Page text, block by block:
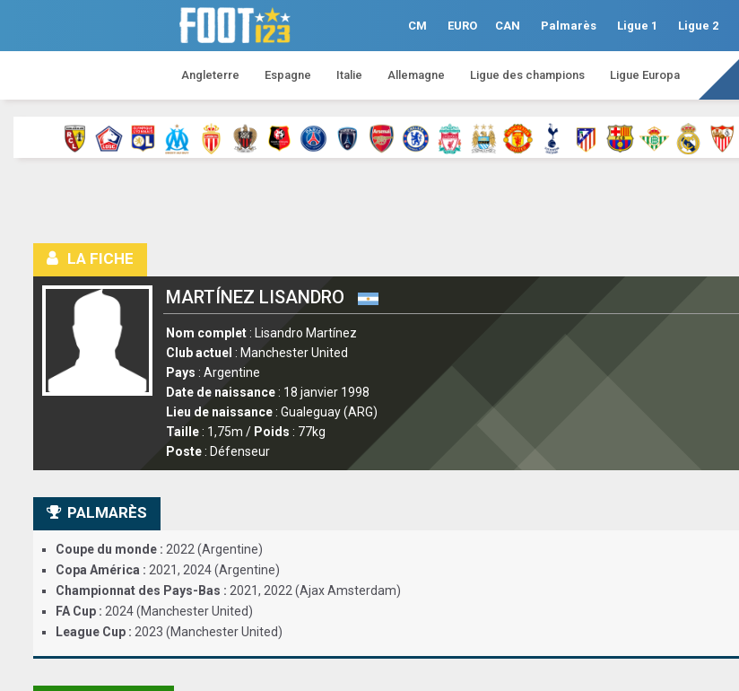
CM EURO CAN Palmarès Ligue 1 Ligue 2
Angleterre Espagne Italie Allemagne Ligue des champions Ligue Europa
LA FICHE
MARTÍNEZ LISANDRO
Nom complet : Lisandro Martínez
Club actuel : Manchester United
Pays : Argentine
Date de naissance: 18 janvier 1998
Lieu de naissance: Gualeguay (ARG)
Taille: 1,75m / Poids : 77kg
Poste: Défenseur
PALMARÈS
Coupe du monde : 2022 (Argentine)
Copa América : 2021, 2024 (Argentine)
Championnat des Pays-Bas : 2021, 2022 (Ajax Amsterdam)
FA Cup : 2024 (Manchester United)
League Cup : 2023 (Manchester United)